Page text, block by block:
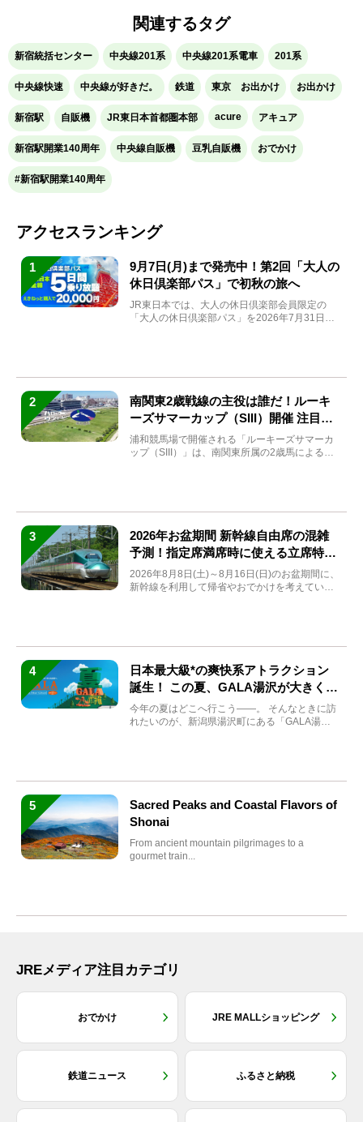
関連するタグ
新宿統括センター 中央線201系 中央線201系電車 201系
中央線快速 中央線が好きだ。 鉄道 東京 お出かけ お出かけ
新宿駅 自販機 JR東日本首都圏本部 acure アキュア
新宿駅開業140周年 中央線自販機 豆乳自販機 おでかけ
#新宿駅開業140周年
アクセスランキング
1
9月7日(月)まで発売中！第2回「大人の
休日倶楽部パス」で初秋の旅へ
JR東日本では、大人の休日倶楽部会員限定の
「大人の休日倶楽部パス」を2026年7月31日
2
南関東2歳戦線の主役は誰だ！ルーキ
ーズサマーカップ（SIII）開催 注目馬
と見どころをチェック
浦和競馬場で開催される「ルーキーズサマーカ
ップ（SIII）」は、南関東所属の2歳馬による注
3
2026年お盆期間 新幹線自由席の混雑
予測！指定席満席時に使える立席特急
券も解説
2026年8月8日(土)～8月16日(日)のお盆期間に、
新幹線を利用して帰省やおでかけを考えている
4
日本最大級*の爽快系アトラクション
誕生！ この夏、GALA湯沢が大きく生
まれ変わる
今年の夏はどこへ行こう――。 そんなときに訪
れたいのが、新潟県湯沢町にある「GALA湯
5
Sacred Peaks and Coastal Flavors of
Shonai
From ancient mountain pilgrimages to a
gourmet train...
JREメディア注目カテゴリ
おでかけ JRE MALLショッピング
鉄道ニュース ふるさと納税